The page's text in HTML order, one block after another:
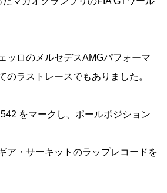
ッロのメルセデスAMGパフォーマ
のラストレースでもありました。
をマークし、ポールポジション
ア・サーキットのラップレコードを